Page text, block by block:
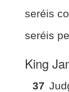
seréis
seréis
King
37